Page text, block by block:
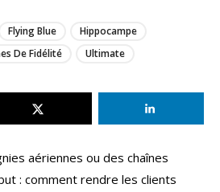
Flying Blue
Hippocampe
De Fidélité
Ultimate
aériennes ou des chaînes
: comment rendre les clients